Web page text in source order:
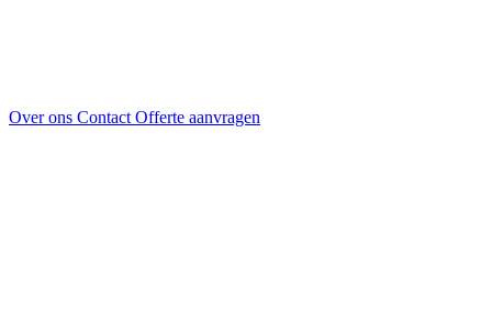
Over ons Contact Offerte aanvragen